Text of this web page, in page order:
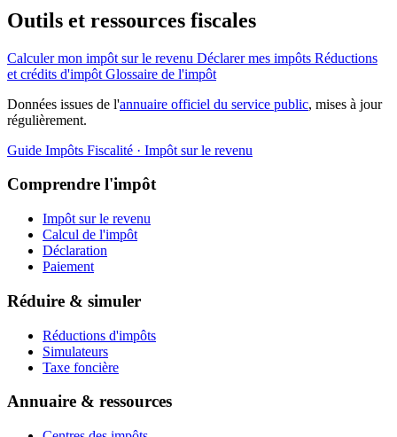
Outils et ressources fiscales
Calculer mon impôt sur le revenu Déclarer mes impôts Réductions
et crédits d'impôt Glossaire de l'impôt
Données issues de l'annuaire officiel du service public, mises à jour
régulièrement.
Guide Impôts Fiscalité · Impôt sur le revenu
Comprendre l'impôt
Impôt sur le revenu
Calcul de l'impôt
Déclaration
Paiement
Réduire & simuler
Réductions d'impôts
Simulateurs
Taxe foncière
Annuaire & ressources